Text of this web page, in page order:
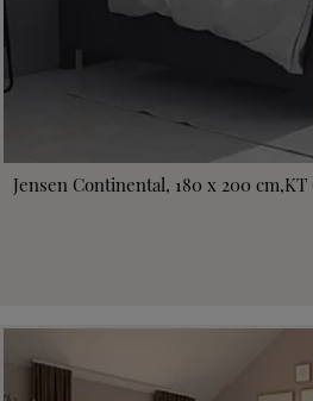
Jensen Continental, 180 x 200 cm,KT